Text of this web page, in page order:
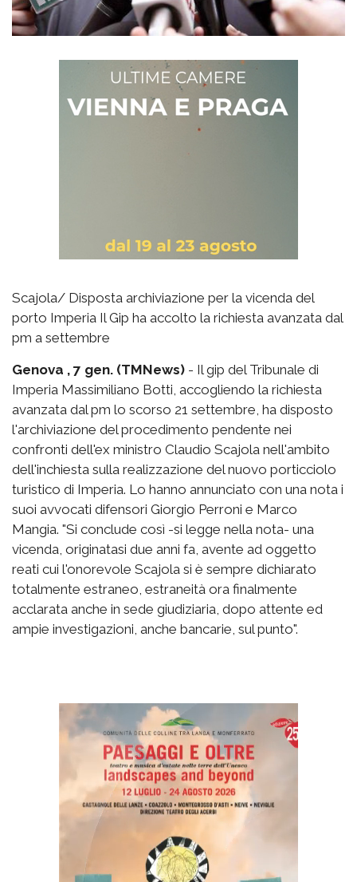
Scajola/ Disposta archiviazione per la vicenda del
porto Imperia Il Gip ha accolto la richiesta avanzata dal
pm a settembre
Genova , 7 gen. (TMNews) - Il gip del Tribunale di
Imperia Massimiliano Botti, accogliendo la richiesta
avanzata dal pm lo scorso 21 settembre, ha disposto
l'archiviazione del procedimento pendente nei
confronti dell'ex ministro Claudio Scajola nell'ambito
dell'inchiesta sulla realizzazione del nuovo porticciolo
turistico di Imperia. Lo hanno annunciato con una nota i
suoi avvocati difensori Giorgio Perroni e Marco
Mangia. "Si conclude così -si legge nella nota- una
vicenda, originatasi due anni fa, avente ad oggetto
reati cui l'onorevole Scajola si è sempre dichiarato
totalmente estraneo, estraneità ora finalmente
acclarata anche in sede giudiziaria, dopo attente ed
ampie investigazioni, anche bancarie, sul punto".